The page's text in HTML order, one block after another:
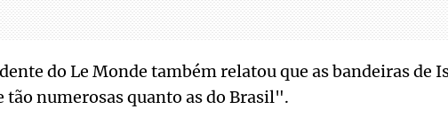
do Le Monde também relatou que as bandeiras de
tão numerosas quanto as do Brasil".